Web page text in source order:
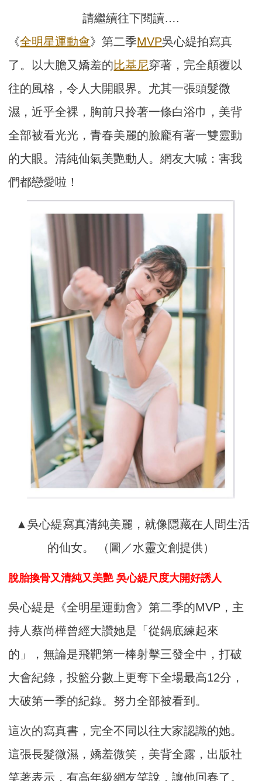
請繼續往下閱讀….
《全明星運動會》第二季MVP吳心緹拍寫真
了。以大膽又嬌羞的比基尼穿著，完全顛覆以
往的風格，令人大開眼界。尤其一張頭髮微
濕，近乎全裸，胸前只拎著一條白浴巾，美背
全部被看光光，青春美麗的臉龐有著一雙靈動
的大眼。清純仙氣美艷動人。網友大喊：害我
們都戀愛啦！
▲吳心緹寫真清純美麗，就像隱藏在人間生活
的仙女。 （圖／水靈文創提供）
脫胎換骨又清純又美艷 吳心緹尺度大開好誘人
吳心緹是《全明星運動會》第二季的MVP，主
持人蔡尚樺曾經大讚她是「從鍋底練起來
的」，無論是飛靶第一棒射擊三發全中，打破
大會紀錄，投籃分數上更奪下全場最高12分，
大破第一季的紀錄。努力全部被看到。
這次的寫真書，完全不同以往大家認識的她。
這張長髮微濕，嬌羞微笑，美背全露，出版社
笑著表示，有高年級網友笑說，讓他回春了。